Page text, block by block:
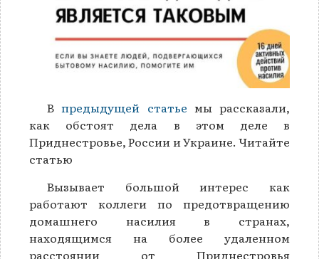
Впредыдущей статье мы рассказали,
как обстоят дела в этом деле в
Приднестровье, России и Украине. Читайте
статью
Вызывает большой интерес как
работают коллеги по предотвращению
домашнего насилия в странах,
находящимся на более удаленном
расстоянии от Приднестровья